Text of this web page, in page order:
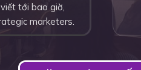
tới bao giờ,
marketers.